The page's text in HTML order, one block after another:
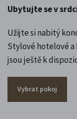
Ubytujte se v
Užijte si nabitý
Stylové hotelové
jsou ještě k
Vybrat pokoj